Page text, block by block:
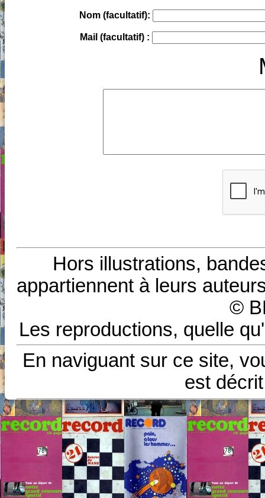
Nom (facultatif):
Mail (facultatif) :
Hors illustrations,
appartiennent à leurs
©
Les reproductions, quelle
En naviguant sur ce site,
est